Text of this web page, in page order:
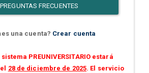
PREGUNTAS FRECUENTES
una cuenta? Crear cuenta
sistema PREUNIVERSITARIO estará
28 de diciembre de 2025. El servicio